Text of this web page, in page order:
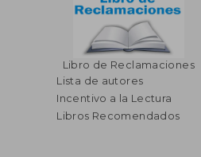
40%
dcto.
$ 53.99
$ 32.39
Libro de Reclamaciones
Lista de autores
Incentivo a la Lectura
Libros Recomendados